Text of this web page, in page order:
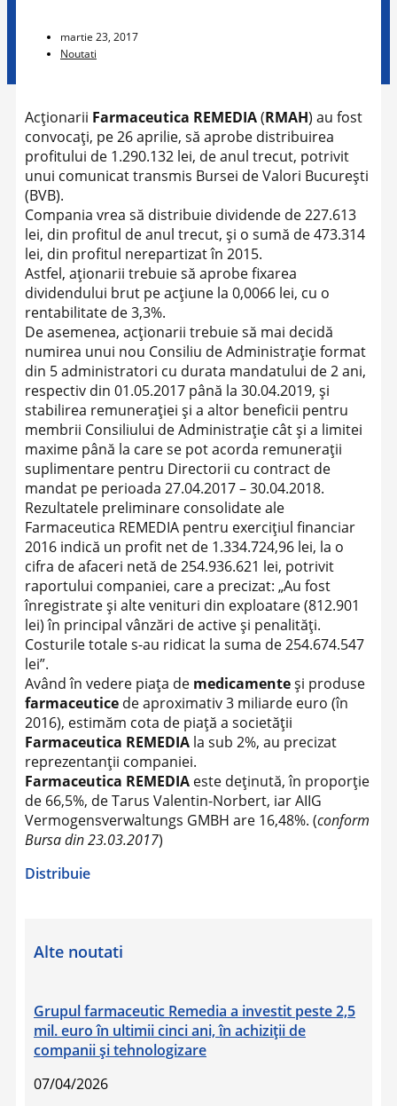
martie 23, 2017
Noutati
Acţionarii Farmaceutica REMEDIA(RMAH) au fost
convocaţi, pe 26 aprilie, să aprobe distribuirea
profitului de 1.290.132 lei, de anul trecut, potrivit
unui comunicat transmis Bursei de Valori Bucureşti
(BVB).
Compania vrea să distribuie dividende de 227.613
lei, din profitul de anul trecut, şi o sumă de 473.314
lei, din profitul nerepartizat în 2015.
Astfel, aţionarii trebuie să aprobe fixarea
dividendului brut pe acţiune la 0,0066 lei, cu o
rentabilitate de 3,3%.
De asemenea, acţionarii trebuie să mai decidă
numirea unui nou Consiliu de Administraţie format
din 5 administratori cu durata mandatului de 2 ani,
respectiv din 01.05.2017 până la 30.04.2019, şi
stabilirea remuneraţiei şi a altor beneficii pentru
membrii Consiliului de Administraţie cât şi a limitei
maxime până la care se pot acorda remuneraţii
suplimentare pentru Directorii cu contract de
mandat pe perioada 27.04.2017 – 30.04.2018.
Rezultatele preliminare consolidate ale
Farmaceutica REMEDIA pentru exerciţiul financiar
2016 indică un profit net de 1.334.724,96 lei, la o
cifra de afaceri netă de 254.936.621 lei, potrivit
raportului companiei, care a precizat: „Au fost
înregistrate şi alte venituri din exploatare (812.901
lei) în principal vânzări de active şi penalităţi.
Costurile totale s-au ridicat la suma de 254.674.547
lei”.
Având în vedere piaţa de medicamenteşi produse
farmaceutice de aproximativ 3 miliarde euro (în
2016), estimăm cota de piaţă a societăţii
Farmaceutica REMEDIA la sub 2%, au precizat
reprezentanţii companiei.
Farmaceutica REMEDIA este deţinută, în proporţie
de 66,5%, de Tarus Valentin-Norbert, iar AIIG
Vermogensverwaltungs GMBH are 16,48%. (conform
Bursa din 23.03.2017)
Distribuie
Alte noutati
Grupul farmaceutic Remedia a investit peste 2,5
mil. euro în ultimii cinci ani, în achiziţii de
companii şi tehnologizare
07/04/2026